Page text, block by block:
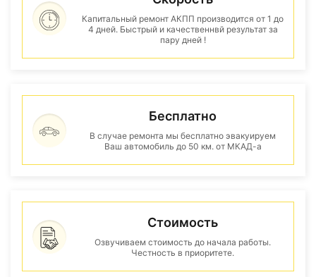
Капитальный ремонт АКПП производится от 1 до
4 дней. Быстрый и качественнвй результат за
пару дней !
Бесплатно
В случае ремонта мы бесплатно эвакуируем
Ваш автомобиль до 50 км. от МКАД-а
Стоимость
Озвучиваем стоимость до начала работы.
Честность в приоритете.